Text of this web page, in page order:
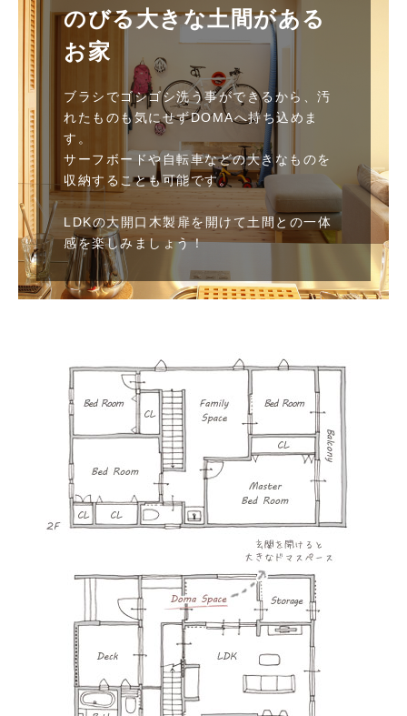
のびる大きな土間がある
お家
ブラシでゴシゴシ洗う事ができるから、汚
れたものも気にせずDOMAへ持ち込めま
す。
サーフボードや自転車などの大きなものを
収納することも可能です。
LDKの大開口木製扉を開けて土間との一体
感を楽しみましょう！